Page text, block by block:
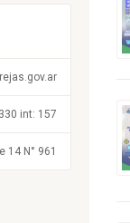
int: 157
14 N° 961